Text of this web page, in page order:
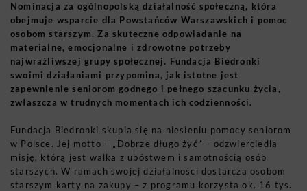
Nominacja za ogólnopolską działalność społeczną, która
obejmuje wsparcie dla Powstańców Warszawskich i pomoc
osobom starszym. Za skuteczne odpowiadanie na
materialne, emocjonalne i zdrowotne potrzeby
najwrażliwszej grupy społecznej. Fundacja Biedronki
swoimi działaniami przypomina, jak istotne jest
zapewnienie seniorom godnego i pełnego szacunku życia,
zwłaszcza w trudnych momentach ich codzienności.
Fundacja Biedronki skupia się na niesieniu pomocy seniorom
w Polsce. Jej motto – „Dobrze długo żyć” – odzwierciedla
misję, którą jest walka z ubóstwem i samotnością osób
starszych. W ramach swojej działalności dostarcza osobom
starszym karty na zakupy – z programu korzysta ok. 16 tys.